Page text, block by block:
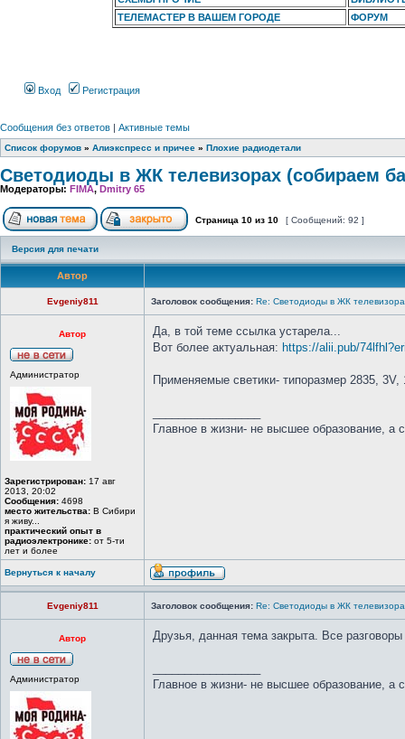
ТЕЛЕМАСТЕР В ВАШЕМ ГОРОДЕ
ФОРУМ
Вход Регистрация
Сообщения без ответов | Активные темы
Список форумов » Алиэкспресс и причее » Плохие радиодетали
Светодиоды в ЖК телевизорах (собираем
Модераторы: FIMA,Dmitry 65
Страница 10 из 10 [ Сообщений: 92 ]
Версия для печати
Автор
Evgeniy811 Заголовок сообщения: Re: Светодиоды в ЖК
Автор
Администратор
Зарегистрирован: 17 авг
2013, 20:02
Сообщения: 4698
место жительства: В Сибири
я живу...
практический опыт в
радиоэлектронике: от 5-ти
лет и более
Да, в той теме ссылка устарела...
Вот более актуальная: https://alii.pub/
Применяемые светики- типоразмер 2835,
Главное в жизни- не высшее образование, а
Вернуться к началу
Evgeniy811 Заголовок сообщения: Re: Светодиоды в ЖК
Автор
Администратор
Друзья, данная тема закрыта. Все
Главное в жизни- не высшее образование, а